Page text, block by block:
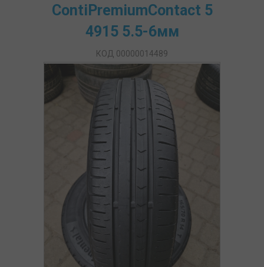
ContiPremiumContact 5
4915 5.5-6мм
КОД 00000014489